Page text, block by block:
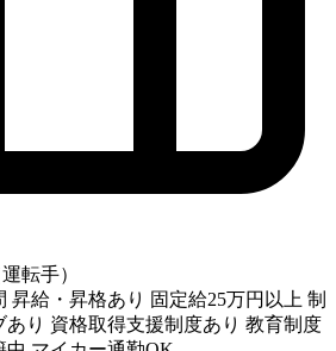
転手）
昇給・昇格あり 固定給25万円以上 制
り 資格取得支援制度あり 教育制度